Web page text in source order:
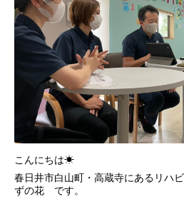
こんにちは☀
春日井市白山町・高蔵寺にあるリハ
ずの花 です。